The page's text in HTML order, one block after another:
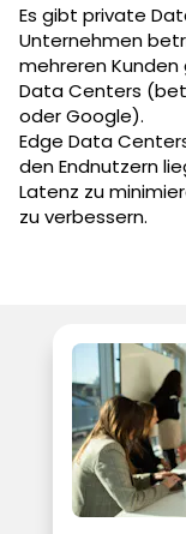
Es gibt private
Unternehmen
mehreren
Data Centers
oder Google).
Edge Data
den Endnutzern
Latenz zu
zu verbessern.